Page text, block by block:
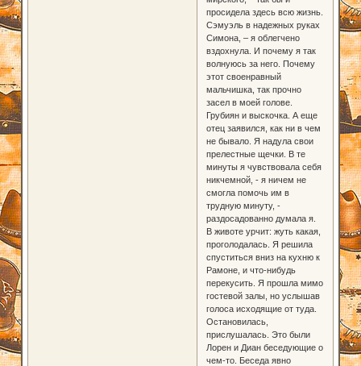
просидела здесь всю жизнь.
Сэмуэль в надежных руках
Симона, – я облегчено
вздохнула. И почему я так
волнуюсь за него. Почему
этот своенравный
мальчишка, так прочно
засел в моей голове.
Грубиян и выскочка. А еще
отец заявился, как ни в чем
не бывало. Я надула свои
прелестные щечки. В те
минуты я чувствовала себя
никчемной, - я ничем не
смогла помочь им в
трудную минуту, -
раздосадованно думала я.
В животе урчит: жуть какая,
проголодалась. Я решила
спуститься вниз на кухню к
Рамоне, и что-нибудь
перекусить. Я прошла мимо
гостевой залы, но услышав
голоса исходящие от туда.
Остановилась,
прислушалась. Это были
Лорен и Диан беседующие о
чем-то. Беседа явно